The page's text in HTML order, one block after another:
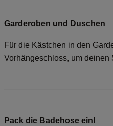
Garderoben und Duschen
Für die Kästchen in den
Vorhängeschloss, um deinen
Pack die Badehose ein!